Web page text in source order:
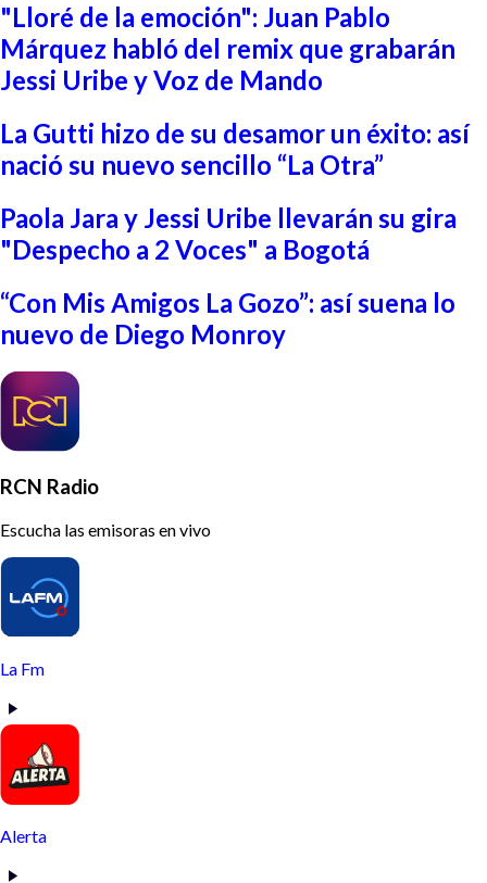
"Lloré de la emoción": Juan Pablo
Márquez habló del remix que grabarán
Jessi Uribe y Voz de Mando
La Gutti hizo de su desamor un éxito: así
nació su nuevo sencillo “La Otra”
Paola Jara y Jessi Uribe llevarán su gira
"Despecho a 2 Voces" a Bogotá
“Con Mis Amigos La Gozo”: así suena lo
nuevo de Diego Monroy
RCN Radio
Escucha las emisoras en vivo
La Fm
Alerta